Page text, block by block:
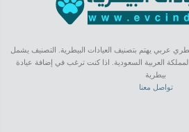
عربي يهتم بتصنيف العيادات البيطرية. التصنيف يشمل
العربية السعودية. اذا كنت ترغب في إضافة عيادة
بيطرية
تواصل معنا